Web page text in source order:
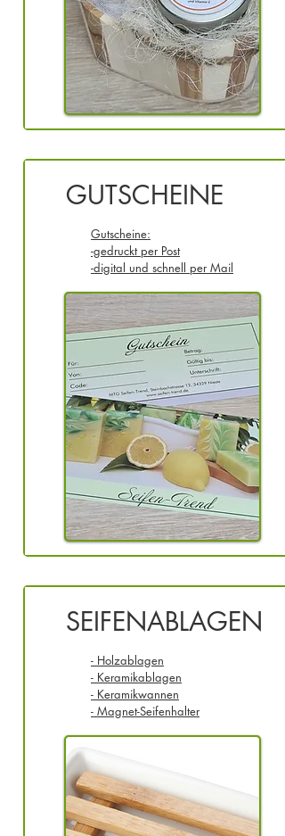
GUTSCHEINE
Gutscheine:
-gedruckt per Post
-digital und schnell per Mail
SEIFENABLAGEN
- Holzablagen
- Keramikablagen
- Keramikwannen
- Magnet-Seifenhalter